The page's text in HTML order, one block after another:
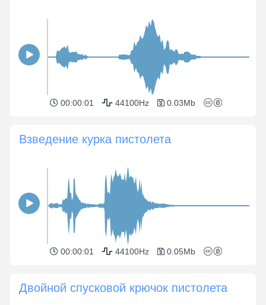
00:00:01 44100Hz 0.03Mb
Взведение курка пистолета
00:00:01 44100Hz 0.05Mb
Двойной спусковой крючок пистолета